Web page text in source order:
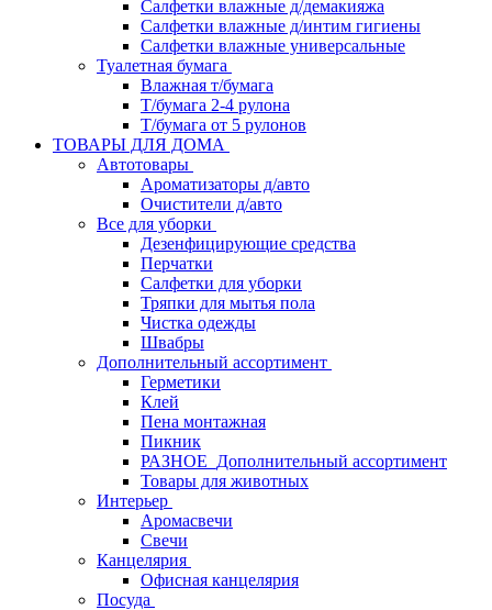
Салфетки влажные д/демакияжа
Салфетки влажные д/интим гигиены
Салфетки влажные универсальные
Туалетная бумага
Влажная т/бумага
Т/бумага 2-4 рулона
Т/бумага от 5 рулонов
ТОВАРЫ ДЛЯ ДОМА
Автотовары
Ароматизаторы д/авто
Очистители д/авто
Все для уборки
Дезенфицирующие средства
Перчатки
Салфетки для уборки
Тряпки для мытья пола
Чистка одежды
Швабры
Дополнительный ассортимент
Герметики
Клей
Пена монтажная
Пикник
РАЗНОЕ_Дополнительный ассортимент
Товары для животных
Интерьер
Аромасвечи
Свечи
Канцелярия
Офисная канцелярия
Посуда